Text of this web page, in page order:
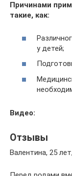
Причинами
такие, как:
у детей;
Видео:
Отзывы
Валентина, 25